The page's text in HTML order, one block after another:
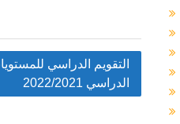
التقويم الدراسي
الدراسي 2022/2021